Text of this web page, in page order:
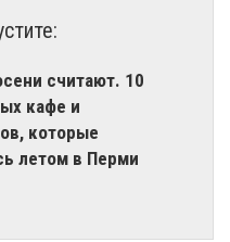
считают. 10
кафе и
которые
летом в Перми